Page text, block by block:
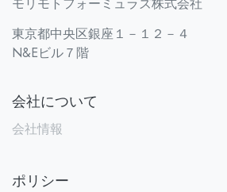
東京都中央区銀座１－１２－４
N&Eビル７階
会社について
会社情報
ポリシー